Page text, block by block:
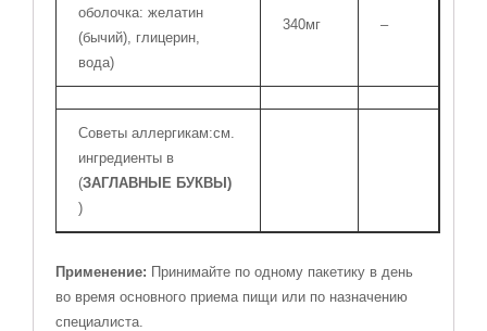
оболочка: желатин
(бычий), глицерин,
вода)
340мг –
Советы аллергикам:см.
ингредиенты в
(ЗАГЛАВНЫЕ БУКВЫ)
)
Применение: Принимайте по одному пакетику в день
во время основного приема пищи или по назначению
специалиста.